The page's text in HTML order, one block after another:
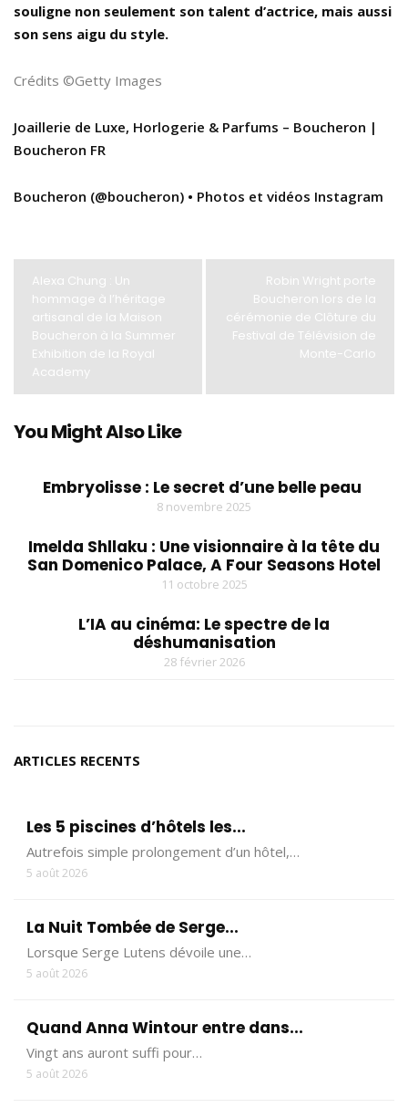
souligne non seulement son talent d’actrice, mais aussi
son sens aigu du style.
Crédits ©Getty Images
Joaillerie de Luxe, Horlogerie & Parfums – Boucheron |
Boucheron FR
Boucheron (@boucheron) • Photos et vidéos Instagram
Alexa Chung : Un
hommage à l’héritage
artisanal de la Maison
Boucheron à la Summer
Exhibition de la Royal
Academy
Robin Wright porte
Boucheron lors de la
cérémonie de Clôture du
Festival de Télévision de
Monte-Carlo
You Might Also Like
Embryolisse : Le secret d’une belle peau
8 novembre 2025
Imelda Shllaku : Une visionnaire à la tête du
San Domenico Palace, A Four Seasons Hotel
11 octobre 2025
L’IA au cinéma: Le spectre de la
déshumanisation
28 février 2026
ARTICLES RECENTS
Les 5 piscines d’hôtels les...
Autrefois simple prolongement d’un hôtel,…
5 août 2026
La Nuit Tombée de Serge...
Lorsque Serge Lutens dévoile une…
5 août 2026
Quand Anna Wintour entre dans...
Vingt ans auront suffi pour…
5 août 2026